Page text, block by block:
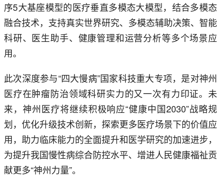
序5大基座模型的医疗垂直多模态大模型，结合多模态
融合技术，支持真实世界研究、多模态辅助决策、智能
科研、医生助手、健康管理和运营分析等多个场景应
用。
此次深度参与“四大慢病”国家科技重大专项，是对神州
医疗在肿瘤防治领域科研实力的又一次有力印证。未
来，神州医疗将继续积极响应“健康中国2030”战略规
划，优化升级技术创新，探索更多医疗场景下的价值应
用，助力临床能力的全面提升和医学研究的加速进步，
为提升我国慢性病综合防控水平、增进人民健康福祉贡
献更多“神州力量”。